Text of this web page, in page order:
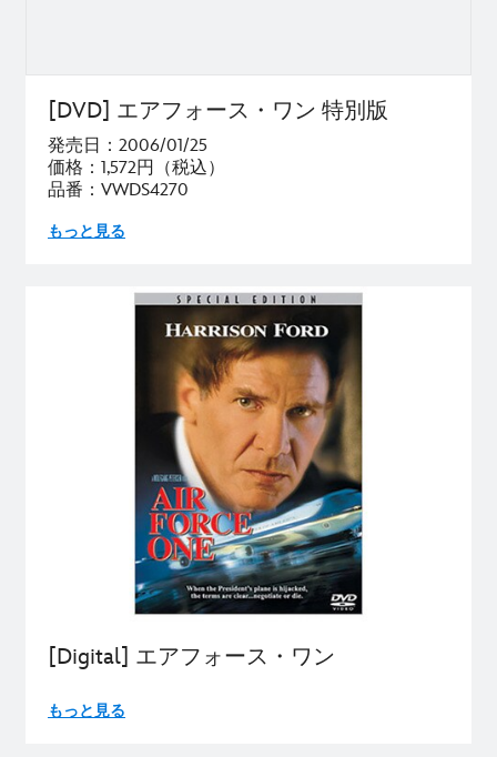
[DVD] エアフォース・ワン 特別版
発売日：2006/01/25
価格：1,572円（税込）
品番：VWDS4270
もっと見る
[Digital] エアフォース・ワン
もっと見る